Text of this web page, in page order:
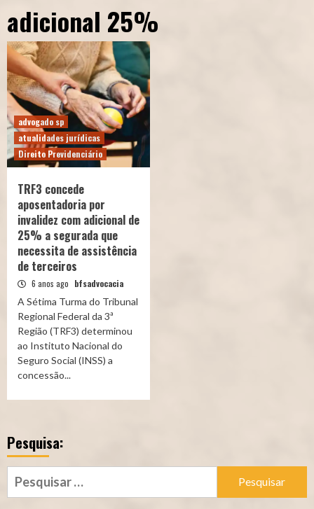
adicional 25%
advogado sp
atualidades jurídicas
Direito Previdenciário
TRF3 concede
aposentadoria por
invalidez com adicional de
25% a segurada que
necessita de assistência
de terceiros
6 anos ago bfsadvocacia
A Sétima Turma do Tribunal
Regional Federal da 3ª
Região (TRF3) determinou
ao Instituto Nacional do
Seguro Social (INSS) a
concessão...
Pesquisa:
Pesquisar
por: